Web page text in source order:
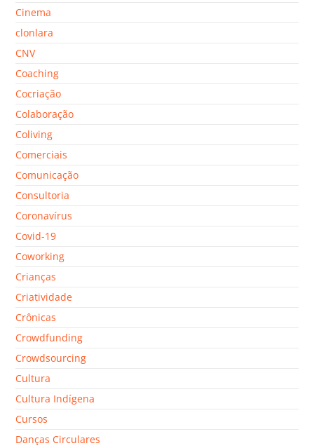
Cinema
clonlara
CNV
Coaching
Cocriação
Colaboração
Coliving
Comerciais
Comunicação
Consultoria
Coronavírus
Covid-19
Coworking
Crianças
Criatividade
Crônicas
Crowdfunding
Crowdsourcing
Cultura
Cultura Indígena
Cursos
Danças Circulares